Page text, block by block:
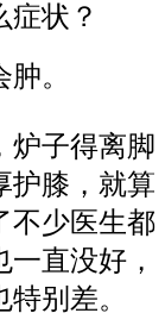
症状？
。
炉子得离脚
护膝，就算
不少医生都
直没好，
别差。